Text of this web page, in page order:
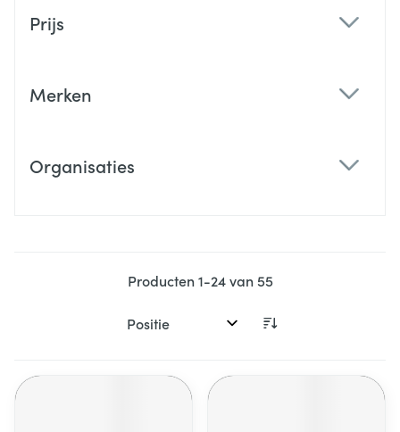
Prijs
Merken
Organisaties
Producten1-24van55
Sorteer op: